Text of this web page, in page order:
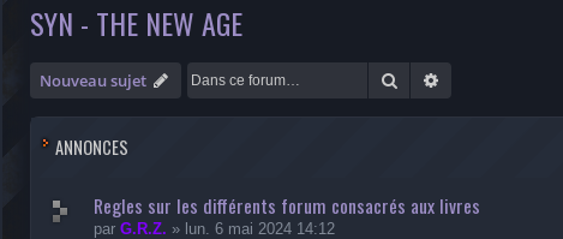
SYN - THE NEW AGE
Nouveau sujet Rechercher
ANNONCES
Regles sur les différents forum consacrés aux livres
par G.R.Z. » lun. 6 mai 2024 14:12